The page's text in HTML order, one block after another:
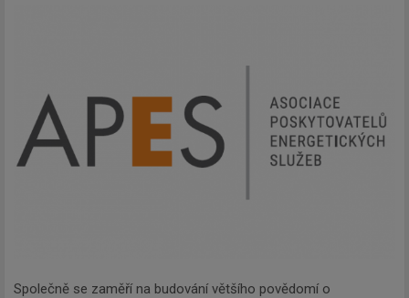
Společně se zaměří na budování většího povědomí o